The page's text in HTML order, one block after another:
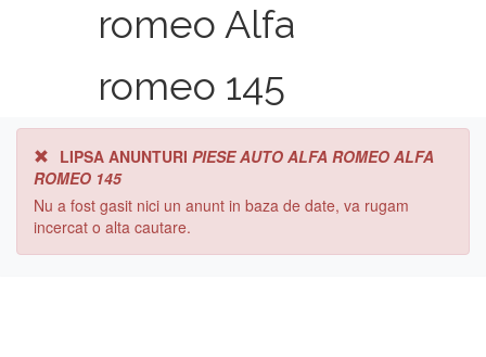
romeo Alfa
romeo 145
LIPSA ANUNTURI PIESE AUTO ALFA ROMEO ALFA
ROMEO 145
Nu a fost gasit nici un anunt in baza de date, va rugam
incercat o alta cautare.